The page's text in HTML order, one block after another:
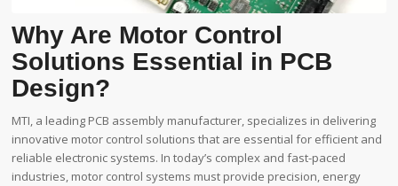
Why Are Motor Control
Solutions Essential in PCB
Design?
MTI, a leading PCB assembly manufacturer, specializes in delivering
innovative motor control solutions that are essential for efficient and
reliable electronic systems. In today’s complex and fast-paced
industries, motor control systems must provide precision, energy